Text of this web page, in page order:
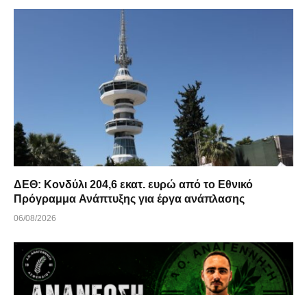
ΔΕΘ: Κονδύλι 204,6 εκατ. ευρώ από το Εθνικό
Πρόγραμμα Ανάπτυξης για έργα ανάπλασης
06/08/2026